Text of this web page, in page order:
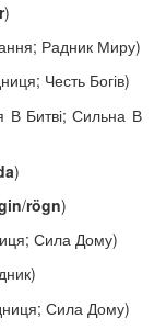
r)
Радник Миру)
Честь Богів)
В Битві; Сильна В
)
/rögn)
Сила Дому)
Сила Дому)